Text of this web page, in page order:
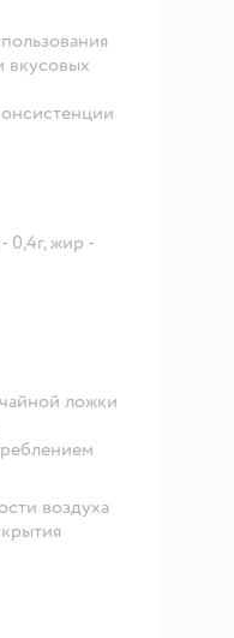
вкусовых
0,4г, жир -
ложки
воздуха